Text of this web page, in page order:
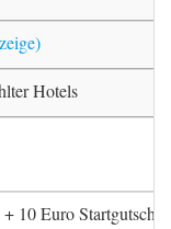
Hotels
10 Euro